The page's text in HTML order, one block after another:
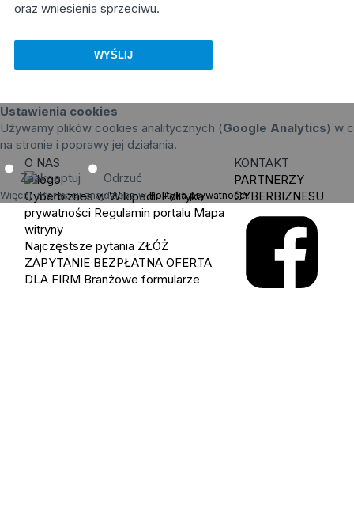
oraz wniesienia sprzeciwu.
Ustawienia cookies
Używamy plików cookies analitycznych (Google Analytics) w
na stronie i poprawy jej działania.
Zaakceptuj Odrzuć
Więcej informacji znajdziesz wPolityka prywatności.
O NAS
Cyberbiznes w Wikipedii Polityka
prywatności Regulamin portalu Mapa
witryny
Najczęstsze pytania ZŁÓŻ
ZAPYTANIE BEZPŁATNA OFERTA
DLA FIRM Branżowe formularze
KONTAKT
PARTNERZY
CYBERBIZNESU